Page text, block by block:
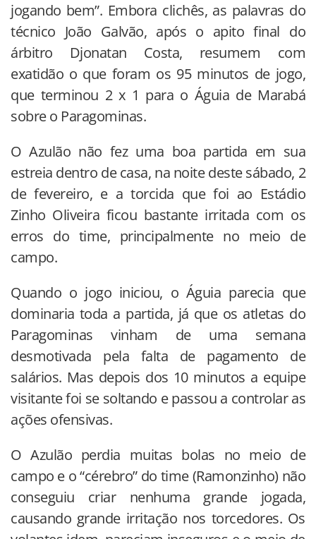
jogando bem”. Embora clichês, as palavras do
técnico João Galvão, após o apito final do
árbitro Djonatan Costa, resumem com
exatidão o que foram os 95 minutos de jogo,
que terminou 2 x 1 para o Águia de Marabá
sobre o Paragominas.
O Azulão não fez uma boa partida em sua
estreia dentro de casa, na noite deste sábado, 2
de fevereiro, e a torcida que foi ao Estádio
Zinho Oliveira ficou bastante irritada com os
erros do time, principalmente no meio de
campo.
Quando o jogo iniciou, o Águia parecia que
dominaria toda a partida, já que os atletas do
Paragominas vinham de uma semana
desmotivada pela falta de pagamento de
salários. Mas depois dos 10 minutos a equipe
visitante foi se soltando e passou a controlar as
ações ofensivas.
O Azulão perdia muitas bolas no meio de
campo e o “cérebro” do time (Ramonzinho) não
conseguiu criar nenhuma grande jogada,
causando grande irritação nos torcedores. Os